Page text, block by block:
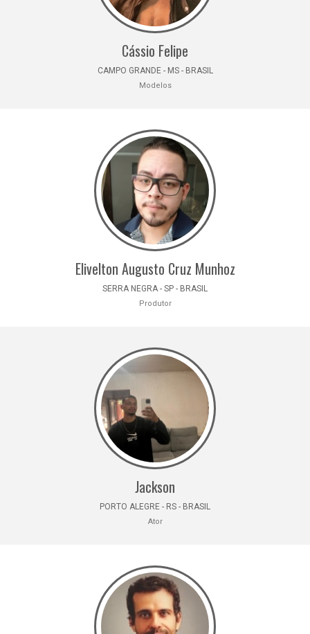
Cássio Felipe
CAMPO GRANDE - MS - BRASIL
Modelos
Elivelton Augusto Cruz Munhoz
SERRA NEGRA - SP - BRASIL
Produtor
Jackson
PORTO ALEGRE - RS - BRASIL
Ator